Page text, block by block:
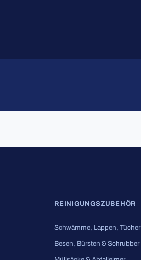
REINIGUNGSZUBEHÖR
Schwämme, Lappen, Tücher
Besen, Bürsten & Schrubber